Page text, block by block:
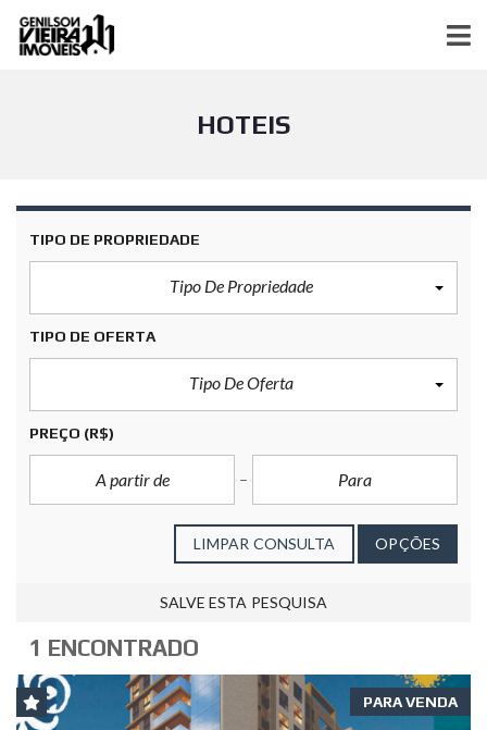
HOTEIS
TIPO DE PROPRIEDADE
Tipo De Propriedade
TIPO DE OFERTA
Tipo De Oferta
PREÇO (R$)
LIMPAR CONSULTA OPÇÕES
SALVE ESTA PESQUISA
1 ENCONTRADO
PARA VENDA